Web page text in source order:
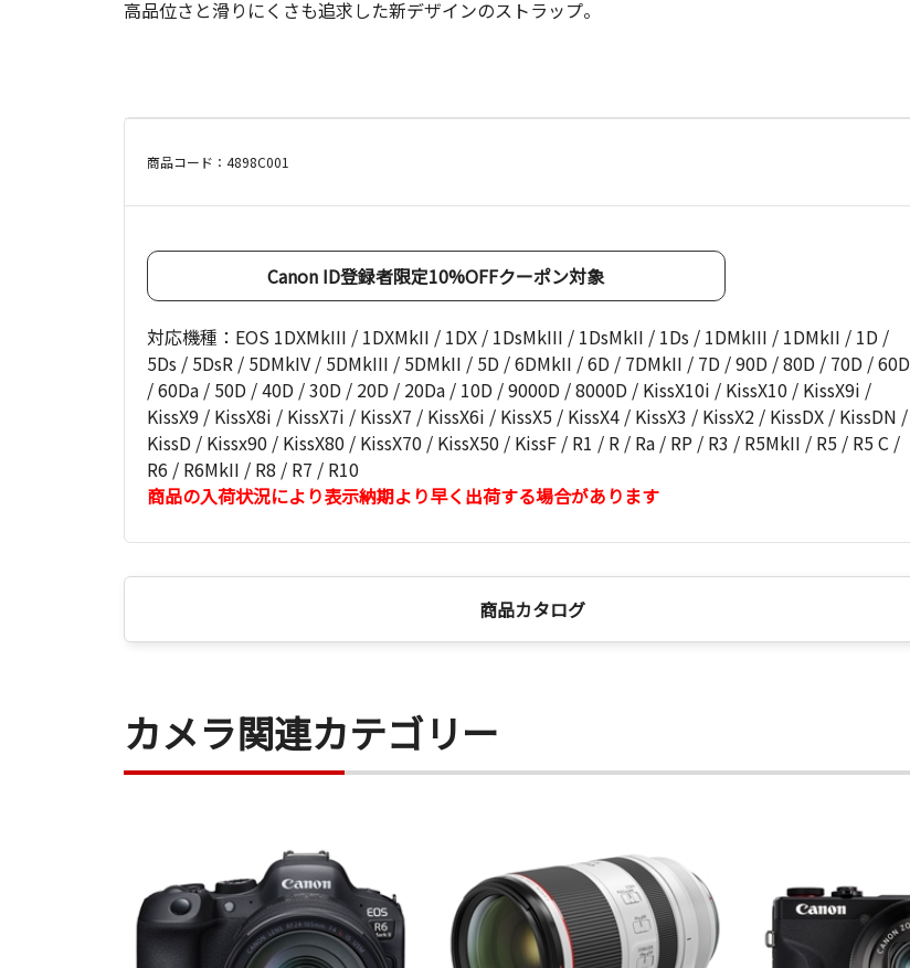
高品位さと滑りにくさも追求した新デザインのストラップ。
商品コード：4898C001
Canon ID登録者限定10%OFFクーポン対象
対応機種：EOS 1DXMkIII / 1DXMkII / 1DX / 1DsMkIII / 1DsMkII / 1Ds / 1DMkIII / 1DMkII / 1D /
5Ds / 5DsR / 5DMkIV / 5DMkIII / 5DMkII / 5D / 6DMkII / 6D / 7DMkII / 7D / 90D / 80D / 70D / 60D
/ 60Da / 50D / 40D / 30D / 20D / 20Da / 10D / 9000D / 8000D / KissX10i / KissX10 / KissX9i /
KissX9 / KissX8i / KissX7i / KissX7 / KissX6i / KissX5 / KissX4 / KissX3 / KissX2 / KissDX / KissDN /
KissD / Kissx90 / KissX80 / KissX70 / KissX50 / KissF / R1 / R / Ra / RP / R3 / R5MkII / R5 / R5 C /
R6 / R6MkII / R8 / R7 / R10
商品の入荷状況により表示納期より早く出荷する場合があります
商品カタログ
カメラ関連カテゴリー